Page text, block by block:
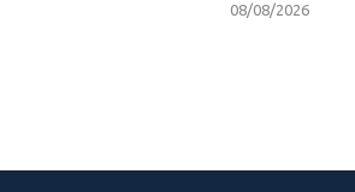
08/08/2026